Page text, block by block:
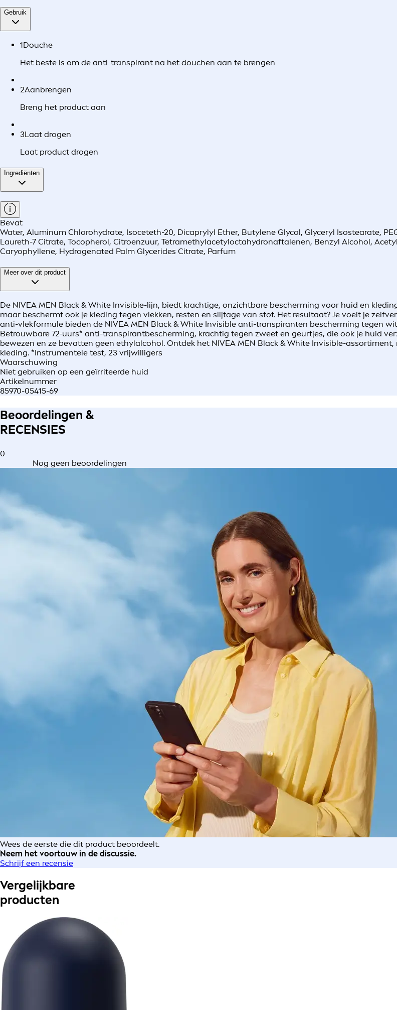
Gebruik
1Douche
Het beste is om de anti-transpirant na het douchen aan te brengen
2Aanbrengen
Breng het product aan
3Laat drogen
Laat product drogen
Ingrediënten
Bevat
Water, Aluminum Chlorohydrate, Isoceteth-20, Dicaprylyl Ether, Butylene Glycol, Glyceryl Isostearate,
Laureth-7 Citrate, Tocopherol, Citroenzuur, Tetramethylacetyloctahydronaftalenen, Benzyl Alcohol,
Caryophyllene, Hydrogenated Palm Glycerides Citrate, Parfum
Meer over dit product
De NIVEA MEN Black & White Invisible-lijn, biedt krachtige, onzichtbare bescherming voor huid en
maar beschermt ook je kleding tegen vlekken, resten en slijtage van stof. Het resultaat? Je voelt je
anti-vlekformule bieden de NIVEA MEN Black & White Invisible anti-transpiranten bescherming tegen
Betrouwbare 72-uurs* anti-transpirantbescherming, krachtig tegen zweet en geurtjes, die ook je huid
bewezen en ze bevatten geen ethylalcohol. Ontdek het NIVEA MEN Black & White Invisible-
kleding. *Instrumentele test, 23 vrijwilligers
Waarschuwing
Niet gebruiken op een geïrriteerde huid
Artikelnummer
85970-05415-69
Beoordelingen &
RECENSIES
0
Nog geen beoordelingen
Wees de eerste die dit product beoordeelt.
Neem het voortouw in de discussie.
Schrijf een recensie
Vergelijkbare
producten